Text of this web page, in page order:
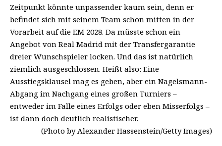
Zeitpunkt könnte unpassender kaum sein, denn er
befindet sich mit seinem Team schon mitten in der
Vorarbeit auf die EM 2028. Da müsste schon ein
Angebot von Real Madrid mit der Transfergarantie
dreier Wunschspieler locken. Und das ist natürlich
ziemlich ausgeschlossen. Heißt also: Eine
Ausstiegsklausel mag es geben, aber ein Nagelsmann-
Abgang im Nachgang eines großen Turniers –
entweder im Falle eines Erfolgs oder eben Misserfolgs –
ist dann doch deutlich realistischer.
(Photo by Alexander Hassenstein/Getty Images)